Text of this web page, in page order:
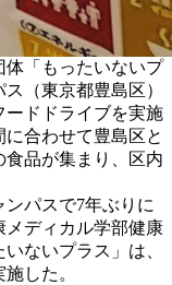
体「もったいないプ
（東京都豊島区）
ードドライブを実施
合わせて豊島区と
食品が集まり、区内
パスで7年ぶりに
メディカル学部健康
ないプラス」は、
した。